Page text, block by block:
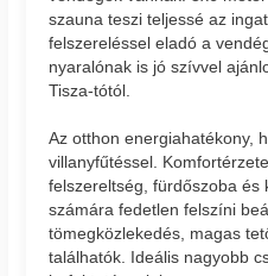
szauna teszi teljessé az
felszereléssel eladó a
nyaralónak is jó szívvel
Tisza-tótól.
Az otthon energiahatékony,
villanyfűtéssel.
felszereltség, fürdőszoba és
számára fedetlen felszíni
tömegközlekedés, magas
találhatók. Ideális nagyobb